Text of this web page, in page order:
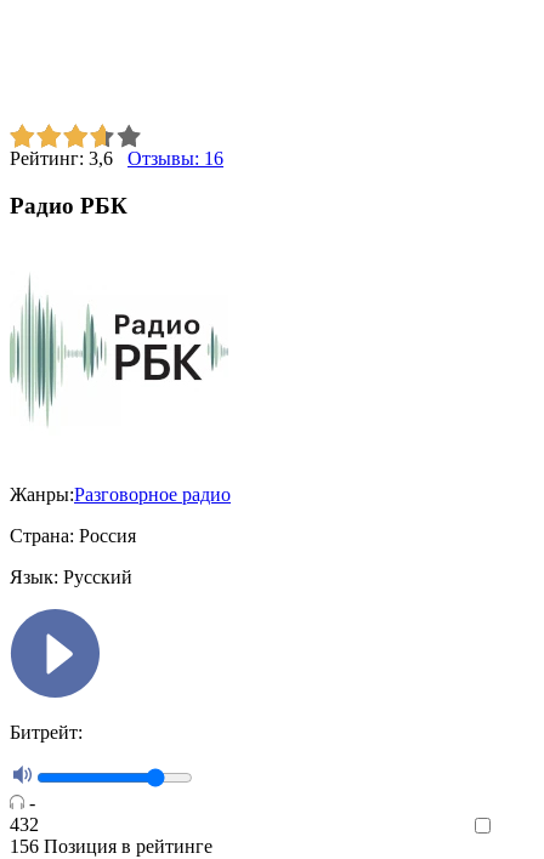
Рейтинг: 3,6 Отзывы: 16
Радио РБК
Жанры:Разговорное радио
Страна: Россия
Язык: Русский
Битрейт:
-
432
156 Позиция в рейтинге